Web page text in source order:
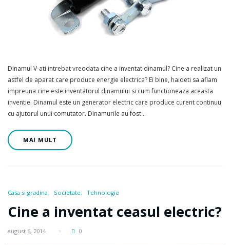
Dinamul V-ati intrebat vreodata cine a inventat dinamul? Cine a realizat un
astfel de aparat care produce energie electrica? Ei bine, haideti sa aflam
impreuna cine este inventatorul dinamului si cum functioneaza aceasta
inventie. Dinamul este un generator electric care produce curent continuu
cu ajutorul unui comutator. Dinamurile au fost…
MAI MULT
Casa si gradina Societate Tehnologie
Cine a inventat ceasul electric?
august 6, 2014 0